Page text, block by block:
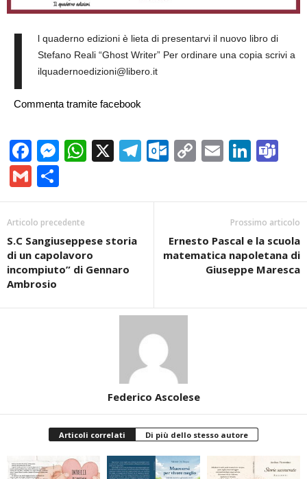
I
l quaderno edizioni è lieta di presentarvi il nuovo libro di
Stefano Reali “Ghost Writer” Per ordinare una copia scrivi a
ilquadernoedizioni@libero.it
Commenta tramite facebook
Facebook
Messenger
WhatsApp
X Telegram
Outlook.com
CopyEmail
Gmail
Articolo precedente
S.C Sangiuseppese storia
di un capolavoro
incompiuto” di Gennaro
Ambrosio
Prossimo articolo
Ernesto Pascal e la scuola
matematica napoletana di
Giuseppe Maresca
Federico Ascolese
Articoli correlati Di più dello stesso autore